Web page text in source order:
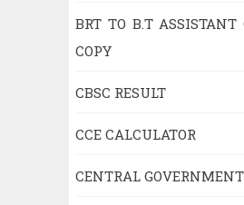
BRT TO B.T ASSISTANT
COPY
CBSC RESULT
CCE CALCULATOR
CENTRAL